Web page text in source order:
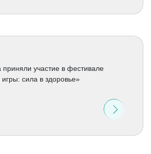
приняли участие в фестивале
сила в здоровье»